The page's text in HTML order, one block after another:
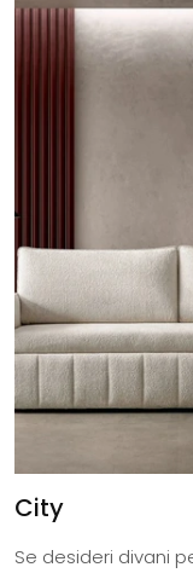
City
Se desideri divani